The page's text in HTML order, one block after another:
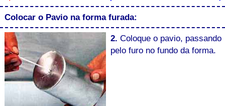
Colocar o Pavio na forma furada:
2. Coloque o pavio, passando
pelo furo no fundo da forma.